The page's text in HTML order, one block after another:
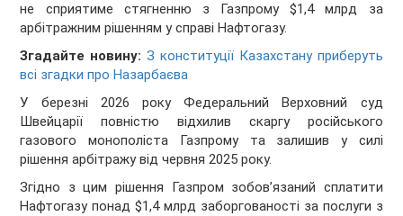
не сприятиме стягненню з Газпрому $1,4 млрд за
арбітражним рішенням у справі Нафтогазу.
Згадайте новину:З конституції Казахстану приберуть
всі згадки про Назарбаєва
У березні 2026 року Федеральний Верховний суд
Швейцарії повністю відхилив скаргу російського
газового монополіста Газпрому та залишив у силі
рішення арбітражу від червня 2025 року.
Згідно з цим рішення Газпром зобовʼязаний сплатити
Нафтогазу понад $1,4 млрд заборгованості за послуги з